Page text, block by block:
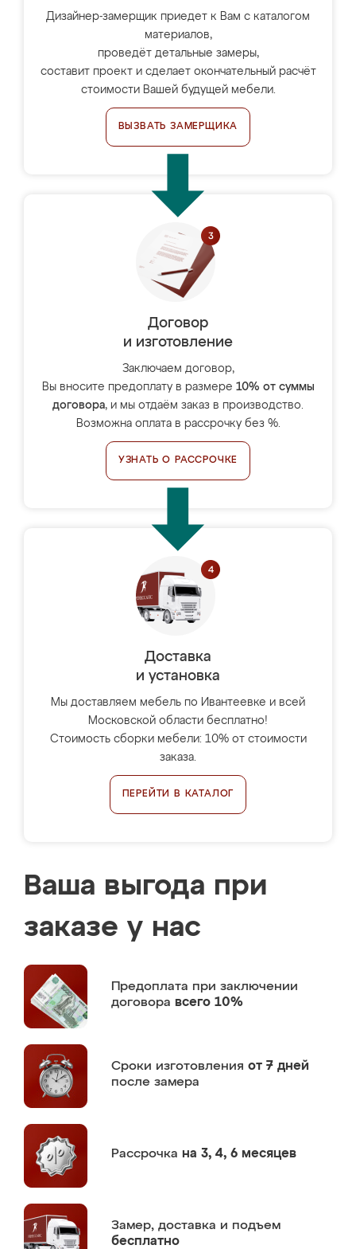
Дизайнер-замерщик приедет к Вам с каталогом
материалов,
проведёт детальные замеры,
составит проект и сделает окончательный расчёт
стоимости Вашей будущей мебели.
ВЫЗВАТЬ ЗАМЕРЩИКА
Договор
и изготовление
Заключаем договор,
Вы вносите предоплату в размере 10% от суммы
договора, и мы отдаём заказ в производство.
Возможна оплата в рассрочку без %.
УЗНАТЬ О РАССРОЧКЕ
Доставка
и установка
Мы доставляем мебель по Ивантеевке и всей
Московской области бесплатно!
Стоимость сборки мебели: 10% от стоимости
заказа.
ПЕРЕЙТИ В КАТАЛОГ
Ваша выгода при
заказе у нас
Предоплата при заключении
договора всего 10%
Сроки изготовления от 7 дней
после замера
Рассрочка на 3, 4, 6 месяцев
Замер, доставка и подъем
бесплатно